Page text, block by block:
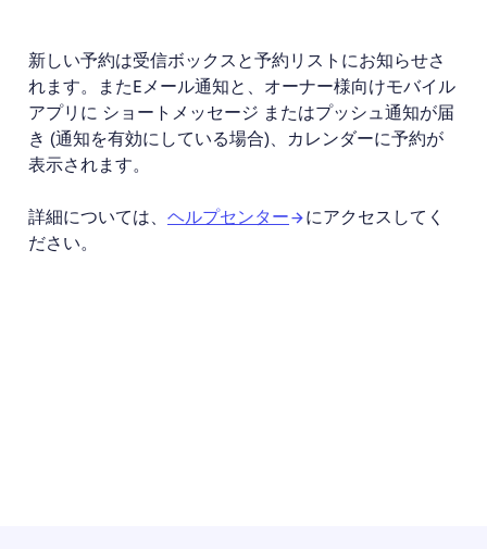
新しい予約は受信ボックスと予約リストにお知らせさ
れます。またEメール通知と、オーナー様向けモバイル
アプリに ショートメッセージ またはプッシュ通知が届
き (通知を有効にしている場合)、カレンダーに予約が
表示されます。
詳細については、 ヘルプセンター
にアクセスしてく
ださい。